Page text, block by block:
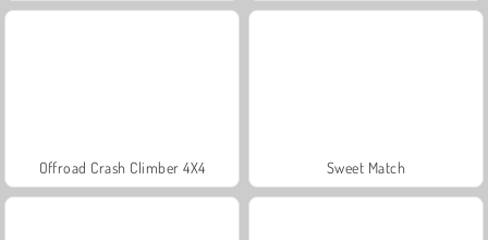
Offroad Crash Climber 4X4 Sweet Match